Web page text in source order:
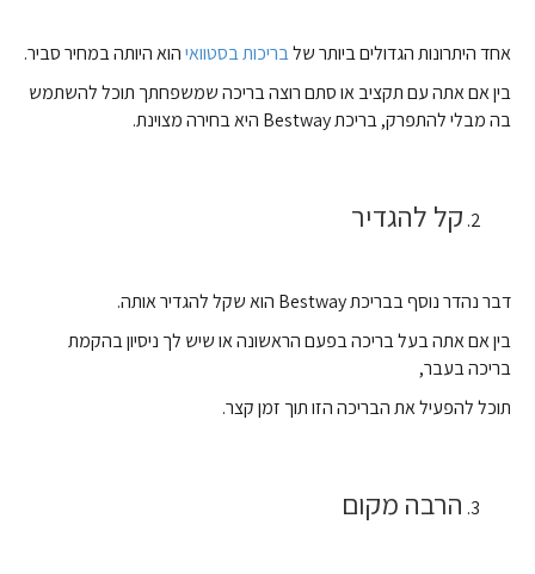
אחד היתרונות הגדולים ביותר שלבריכות בסטוואיהוא היותה במחיר סביר.
בין אם אתה עם תקציב או סתם רוצה בריכה שמשפחתך תוכל להשתמש
בה מבלי להתפרק, בריכת Bestway היא בחירה מצוינת.
קל להגדיר
דבר נהדר נוסף בבריכת Bestway הוא שקל להגדיר אותה.
בין אם אתה בעל בריכה בפעם הראשונה או שיש לך ניסיון בהקמת
בריכה בעבר,
תוכל להפעיל את הבריכה הזו תוך זמן קצר.
הרבה מקום